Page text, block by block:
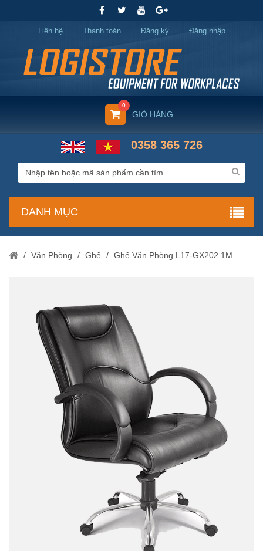
Liên hệ Thanh toán Đăng ký Đăng nhập
GIỎ HÀNG
0
0358 365 726
DANH MỤC
/ Văn Phòng / Ghế / Ghế Văn Phòng L17-GX202.1M